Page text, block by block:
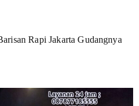
Rapi Jakarta Gudangnya